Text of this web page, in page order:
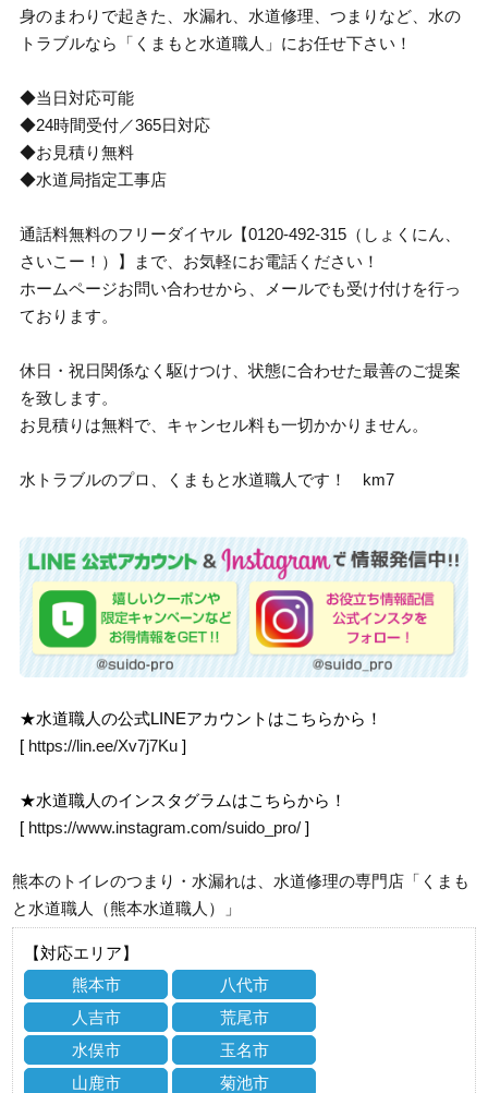
身のまわりで起きた、水漏れ、水道修理、つまりなど、水の
トラブルなら「くまもと水道職人」にお任せ下さい！
◆当日対応可能
◆24時間受付／365日対応
◆お見積り無料
◆水道局指定工事店
通話料無料のフリーダイヤル【0120-492-315（しょくにん、
さいこー！）】まで、お気軽にお電話ください！
ホームページお問い合わせから、メールでも受け付けを行っ
ております。
休日・祝日関係なく駆けつけ、状態に合わせた最善のご提案
を致します。
お見積りは無料で、キャンセル料も一切かかりません。
水トラブルのプロ、くまもと水道職人です！ km7
★水道職人の公式LINEアカウントはこちらから！
[ https://lin.ee/Xv7j7Ku ]
★水道職人のインスタグラムはこちらから！
[ https://www.instagram.com/suido_pro/ ]
熊本のトイレのつまり・水漏れは、水道修理の専門店「くまも
と水道職人（熊本水道職人）」
【対応エリア】
熊本市
八代市
人吉市
荒尾市
水俣市
玉名市
山鹿市
菊池市